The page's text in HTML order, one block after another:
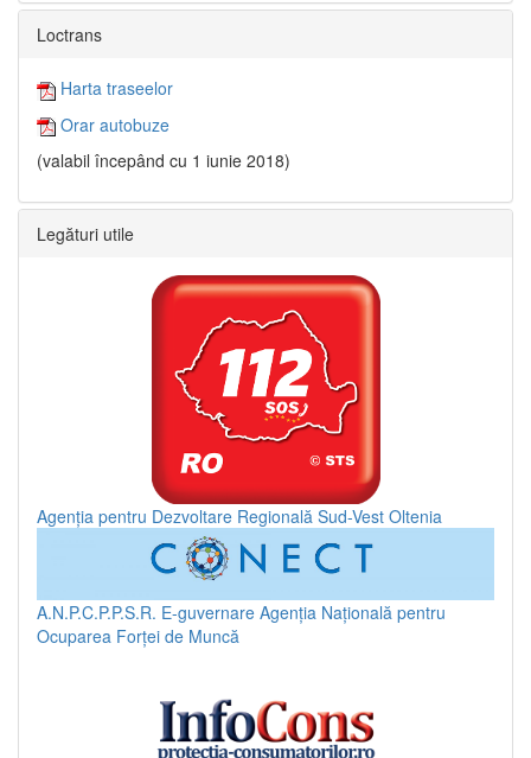
Loctrans
Harta traseelor
Orar autobuze
(valabil începând cu 1 iunie 2018)
Legături utile
Agenția pentru Dezvoltare Regională Sud-Vest Oltenia
A.N.P.C.P.P.S.R. E-guvernare Agenția Națională pentru
Ocuparea Forței de Muncă